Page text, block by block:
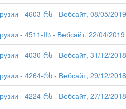
- 4603-რს - Вебсайт, 08/05/2019
- 4511-IIს - Вебсайт, 22/04/2019
- 4030-რს - Вебсайт, 31/12/2018
- 4264-რს - Вебсайт, 29/12/2018
- 4224-რს - Вебсайт, 27/12/2018